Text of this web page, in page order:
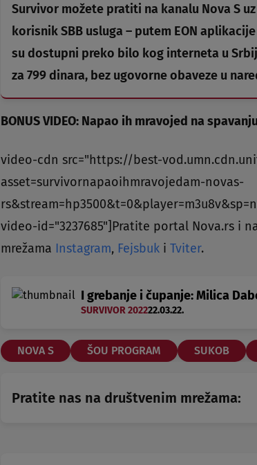
Survivor možete pratiti na kanalu Nova S
korisnik SBB usluga – putem EON
su dostupni preko bilo kog interneta u
za 799 dinara, bez ugovorne obaveze u
BONUS VIDEO: Napao ih mravojed na
video-cdn src="https://best-
asset=survivornapaoihmravojedam-novas-
video-id="3237685"]Pratite portal Nova.rs i
mrežama Instagram, Fejsbuk i Tviter.
I grebanje i čupanje: Milica
SURVIVOR 202222.03.22.
NOVA S ŠOU PROGRAM SUKOB
Pratite nas na društvenim mrežama: